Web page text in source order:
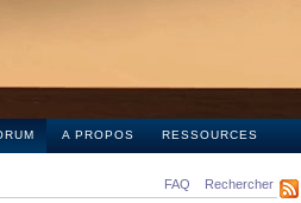
A PROPOS RESSOURCES
FAQ Rechercher